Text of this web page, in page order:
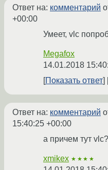
Ответ на: комментарий
+00:00
Умеет, vlc
Megafox
14.01.2018
Показать ответ
Ответ на: комментарий
15:40:25 +00:00
а причем тут vlc?
xmikex ★★★★